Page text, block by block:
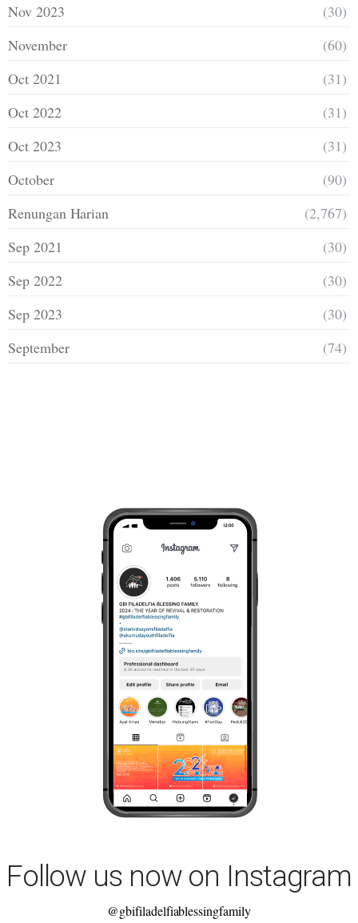
Nov 2023
(30)
November
(60)
Oct 2021
(31)
Oct 2022
(31)
Oct 2023
(31)
October
(90)
Renungan Harian
(2,767)
Sep 2021
(30)
Sep 2022
(30)
Sep 2023
(30)
September
(74)
Follow us now on Instagram
@gbifiladelfiablessingfamily